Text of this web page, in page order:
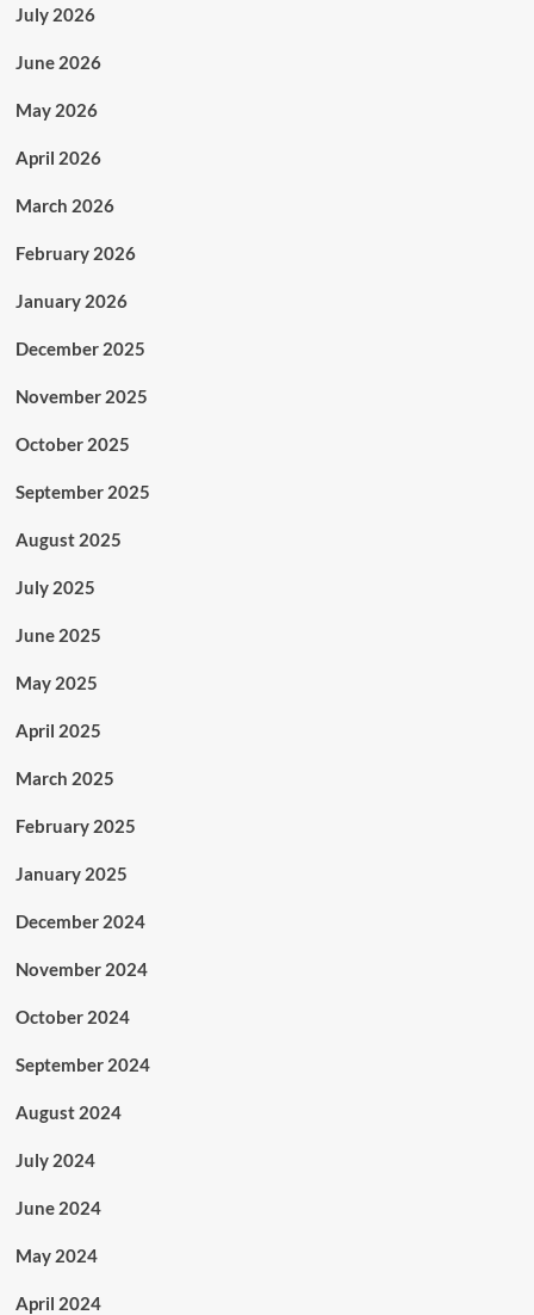
July 2026
June 2026
May 2026
April 2026
March 2026
February 2026
January 2026
December 2025
November 2025
October 2025
September 2025
August 2025
July 2025
June 2025
May 2025
April 2025
March 2025
February 2025
January 2025
December 2024
November 2024
October 2024
September 2024
August 2024
July 2024
June 2024
May 2024
April 2024